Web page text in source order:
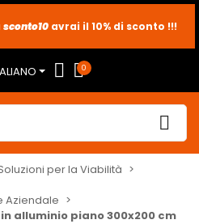
sconto2
sconto5
sconto10 avrai il 10% di sconto !!!
0
per la Viabilità
Aziendale
alluminio piano 300x200 cm